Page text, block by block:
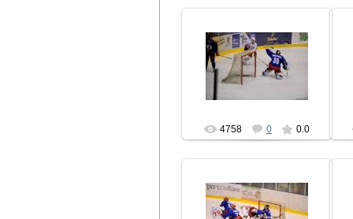
06.02.2010
hcbrest
4758 0 0.0
06.02.2010